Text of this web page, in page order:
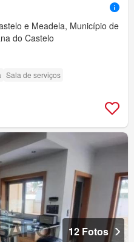
e Meadela, Município de
do Castelo
Sala de serviços
12 Fotos